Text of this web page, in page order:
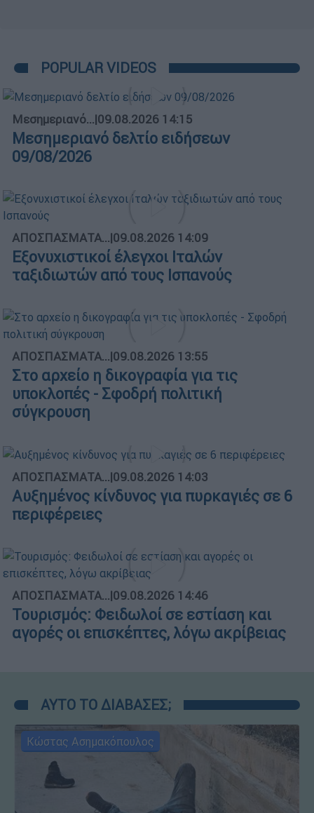
POPULAR VIDEOS
Μεσημεριανό...|09.08.2026 14:15
Μεσημεριανό δελτίο ειδήσεων
09/08/2026
ΑΠΟΣΠΑΣΜΑΤΑ...|09.08.2026 14:09
Εξονυχιστικοί έλεγχοι Ιταλών
ταξιδιωτών από τους Ισπανούς
ΑΠΟΣΠΑΣΜΑΤΑ...|09.08.2026 13:55
Στο αρχείο η δικογραφία για τις
υποκλοπές - Σφοδρή πολιτική
σύγκρουση
ΑΠΟΣΠΑΣΜΑΤΑ...|09.08.2026 14:03
Αυξημένος κίνδυνος για πυρκαγιές σε 6
περιφέρειες
ΑΠΟΣΠΑΣΜΑΤΑ...|09.08.2026 14:46
Τουρισμός: Φειδωλοί σε εστίαση και
αγορές οι επισκέπτες, λόγω ακρίβειας
ΑΥΤΟ ΤΟ ΔΙΑΒΑΣΕΣ;
Κώστας Ασημακόπουλος